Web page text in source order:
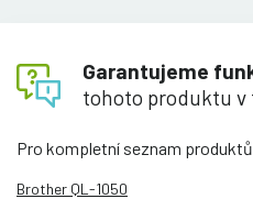
Garantujeme
tohoto produktu v
Pro kompletní seznam
Brother QL-1050